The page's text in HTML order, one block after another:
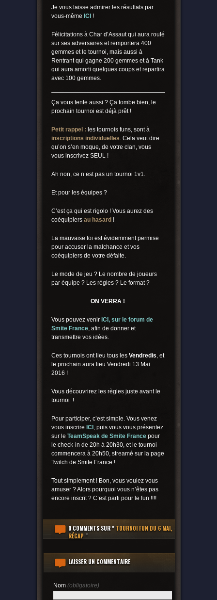
Je vous laisse admirer les résultats par
vous-même ICI !
Félicitations à Char d’Assaut qui aura roulé
sur ses adversaires et remportera 400
gemmes et le tournoi, mais aussi à
Rentrant qui gagne 200 gemmes et à Tank
qui aura amorti quelques coups et repartira
avec 100 gemmes.
Ça vous tente aussi ? Ça tombe bien, le
prochain tournoi est déjà prêt !
Petit rappel : les tournois funs, sont à
inscriptions individuelles. Cela veut dire
qu’on s’en moque, de votre clan, vous
vous inscrivez SEUL !
Ah non, ce n’est pas un tournoi 1v1.
Et pour les équipes ?
C’est ça qui est rigolo ! Vous aurez des
coéquipiers au hasard !
La mauvaise foi est évidemment permise
pour accuser la malchance et vos
coéquipiers de votre défaite.
Le mode de jeu ? Le nombre de joueurs
par équipe ? Les règles ? Le format ?
ON VERRA !
Vous pouvez venir ICI, sur le forum de
Smite France, afin de donner et
transmettre vos idées.
Ces tournois ont lieu tous les Vendredis, et
le prochain aura lieu Vendredi 13 Mai
2016 !
Vous découvrirez les règles juste avant le
tournoi !
Pour participer, c’est simple. Vous venez
vous inscrire ICI , puis vous vous présentez
sur le TeamSpeak de Smite Francepour
le check-in de 20h à 20h30, et le tournoi
commencera à 20h50, streamé sur la page
Twitch de Smite France !
Tout simplement ! Bon, vous voulez vous
amuser ? Alors pourquoi vous n’êtes pas
encore inscrit ? C’est parti pour le fun !!!!
0 COMMENTSSUR " TOURNOI FUN DU 6 MAI,
RÉCAP "
LAISSER UN COMMENTAIRE
Nom (obligatoire)